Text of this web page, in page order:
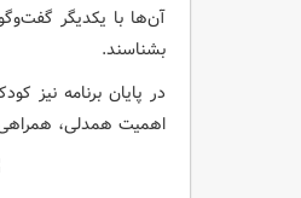
آن‌ها با یکدیگر
بشناسند.
در پایان برنامه نیز
اهمیت همدلی،